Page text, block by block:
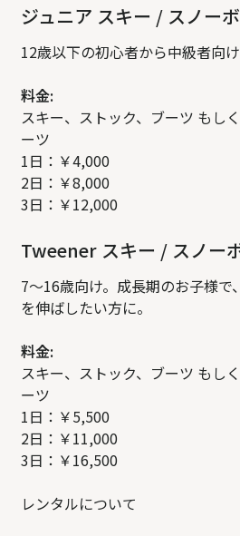
ジュニア スキー / スノー
12歳以下の初心者から中級者向け
料金:
スキー、ストック、ブーツ もし
ーツ
1日：￥4,000
2日：￥8,000
3日：￥12,000
Tweener スキー / スノー
7〜16歳向け。成長期のお子様で
を伸ばしたい方に。
料金:
スキー、ストック、ブーツ もし
ーツ
1日：￥5,500
2日：￥11,000
3日：￥16,500
レンタルについて